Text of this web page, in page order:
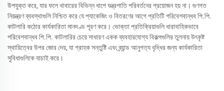
উপযুক্ত করে, যার ফলে খাবারের বিভিন্ন ধাপে যন্ত্রপাতি পরিবর্তনের প্রয়োজন হয় না। গুণগত
নিয়ন্ত্রণ ব্যবস্থাগুলি নিশ্চিত করে যে প্যাকেজিং ও বিতরণের আগে প্রতিটি পরিবেশবান্ধব পি.পি.
কাটলারি কঠোর কার্যকারিতা মানদণ্ড পূরণ করে। ভোক্তা প্রতিক্রিয়াগুলি ধারাবাহিকভাবে
পরিবেশবান্ধব পি.পি. কাটলারির চেয়ে সাধারণ একক ব্যবহারযোগ্য বিকল্পগুলির তুলনায় উৎকৃষ্ট
স্থায়িত্বের উপর জোর দেয়, যা গ্রাহক সন্তুষ্টি এবং ব্র্যান্ড আনুগত্য বৃদ্ধির জন্য কার্যকারিতা
সুবিধাগুলিকে যাচাই করে।